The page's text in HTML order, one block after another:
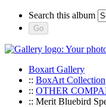
Search this album
Boxart Gallery
:: BoxArt Collection
:: OTHER
:: Merit Bluebird